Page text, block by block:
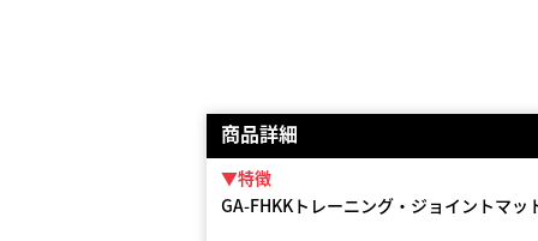
商品詳細
▼特徴
GA-FHKKトレーニング・ジョイントマッ